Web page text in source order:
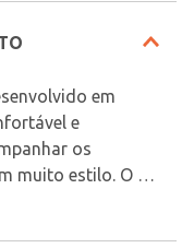
e
os
muito estilo. O
sherpa,